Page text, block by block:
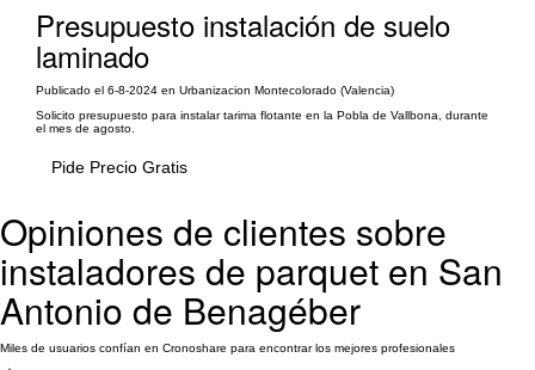
Presupuesto instalación de suelo
laminado
Publicado el 6-8-2024 en Urbanizacion Montecolorado (Valencia)
Solicito presupuesto para instalar tarima flotante en la Pobla de Vallbona, durante
el mes de agosto.
Pide Precio Gratis
Opiniones de clientes sobre
instaladores de parquet en San
Antonio de Benagéber
Miles de usuarios confían en Cronoshare para encontrar los mejores profesionales